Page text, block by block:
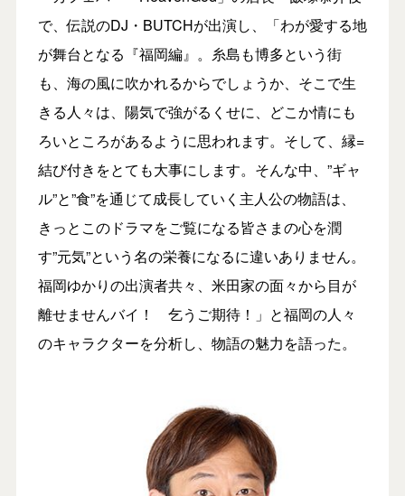
で、伝説のDJ・BUTCHが出演し、「わが愛する地
が舞台となる『福岡編』。糸島も博多という街
も、海の風に吹かれるからでしょうか、そこで生
きる人々は、陽気で強がるくせに、どこか情にも
ろいところがあるように思われます。そして、縁=
結び付きをとても大事にします。そんな中、”ギャ
ル”と”食”を通じて成長していく主人公の物語は、
きっとこのドラマをご覧になる皆さまの心を潤
す”元気”という名の栄養になるに違いありません。
福岡ゆかりの出演者共々、米田家の面々から目が
離せませんバイ！ 乞うご期待！」と福岡の人々
のキャラクターを分析し、物語の魅力を語った。